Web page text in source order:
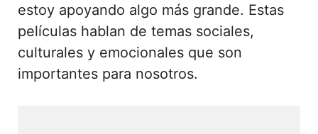
estoy apoyando algo más grande. Estas
películas hablan de temas sociales,
culturales y emocionales que son
importantes para nosotros.